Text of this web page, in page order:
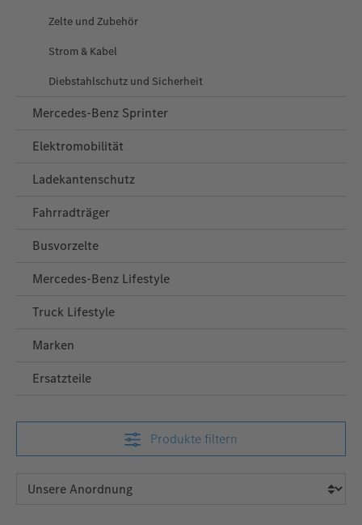
Zelte und Zubehör
Strom & Kabel
Diebstahlschutz und Sicherheit
Mercedes-Benz Sprinter
Elektromobilität
Ladekantenschutz
Fahrradträger
Busvorzelte
Mercedes‑Benz Lifestyle
Truck Lifestyle
Marken
Ersatzteile
Produkte filtern